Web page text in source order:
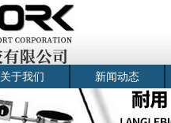
关于我们 新闻动态